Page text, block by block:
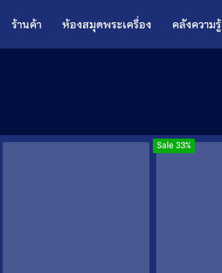
ร้านค้า ห้องสมุดพระเครื่อง คลังความรู้
Sale 33%